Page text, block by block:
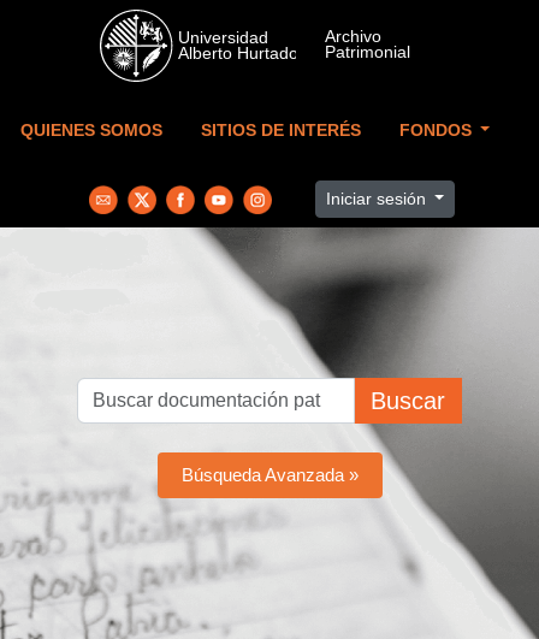
Skip to main content
QUIENES SOMOS SITIOS DE INTERÉS FONDOS
Iniciar sesión
Buscar
Búsqueda Avanzada »